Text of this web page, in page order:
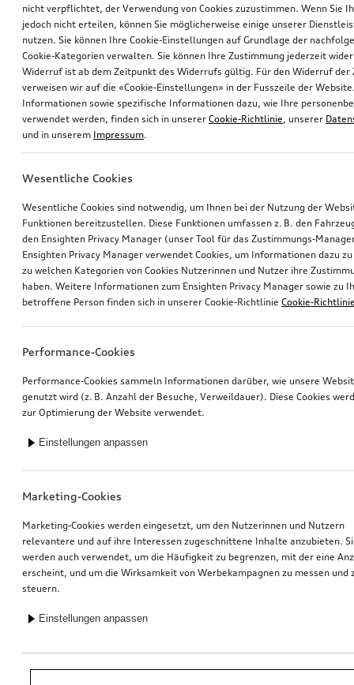
*Unverbindliche Preisempfehlung der Importeurin AMAG Import AG. Inkl.
gesetzlicher MwSt. Preise beim Audi Partner können abweichen; weitere
nicht verpflichtet, der Verwendung von Cookies zuzustimmen. Wenn Sie
jedoch nicht erteilen, können Sie möglicherweise einige unserer
nutzen. Sie können Ihre Cookie-Einstellungen auf Grundlage der
Cookie-Kategorien verwalten. Sie können Ihre Zustimmung jederzeit
Widerruf ist ab dem Zeitpunkt des Widerrufs gültig. Für den Widerruf der
verweisen wir auf die «Cookie-Einstellungen» in der Fusszeile der
Informationen sowie spezifische Informationen dazu, wie Ihre
verwendet werden, finden sich in unserer Cookie-Richtlinie, unserer
und in unserem Impressum.
Wesentliche Cookies
Wesentliche Cookies sind notwendig, um Ihnen bei der Nutzung der
Funktionen bereitzustellen. Diese Funktionen umfassen z. B. den
den Ensighten Privacy Manager (unser Tool für das Zustimmungs-
Ensighten Privacy Manager verwendet Cookies, um Informationen dazu
zu welchen Kategorien von Cookies Nutzerinnen und Nutzer ihre
haben. Weitere Informationen zum Ensighten Privacy Manager sowie zu
betroffene Person finden sich in unserer Cookie-Richtlinie Cookie-
Performance-Cookies
Performance-Cookies sammeln Informationen darüber, wie unsere
genutzt wird (z. B. Anzahl der Besuche, Verweildauer). Diese Cookies
zur Optimierung der Website verwendet.
Einstellungen anpassen
Marketing-Cookies
Marketing-Cookies werden eingesetzt, um den Nutzerinnen und Nutzern
relevantere und auf ihre Interessen zugeschnittene Inhalte anzubieten.
werden auch verwendet, um die Häufigkeit zu begrenzen, mit der eine
erscheint, und um die Wirksamkeit von Werbekampagnen zu messen und
steuern.
Einstellungen anpassen